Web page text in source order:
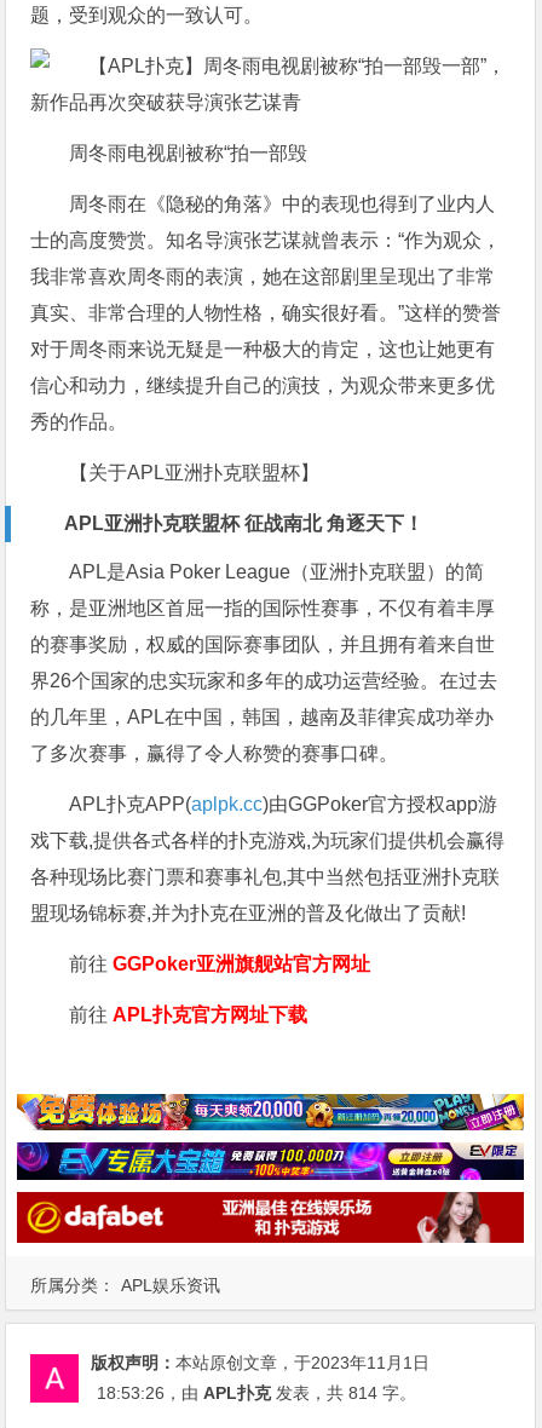
所属分类： APL娱乐资讯
题，受到观众的一致认可。
周冬雨电视剧被称“拍一部毁
周冬雨在《隐秘的角落》中的表现也得到了业内人
士的高度赞赏。知名导演张艺谋就曾表示：“作为观众，
我非常喜欢周冬雨的表演，她在这部剧里呈现出了非常
真实、非常合理的人物性格，确实很好看。”这样的赞誉
对于周冬雨来说无疑是一种极大的肯定，这也让她更有
信心和动力，继续提升自己的演技，为观众带来更多优
秀的作品。
【关于APL亚洲扑克联盟杯】
APL亚洲扑克联盟杯 征战南北 角逐天下！
APL是Asia Poker League（亚洲扑克联盟）的简
称，是亚洲地区首屈一指的国际性赛事，不仅有着丰厚
的赛事奖励，权威的国际赛事团队，并且拥有着来自世
界26个国家的忠实玩家和多年的成功运营经验。在过去
的几年里，APL在中国，韩国，越南及菲律宾成功举办
了多次赛事，赢得了令人称赞的赛事口碑。
APL扑克APP(aplpk.cc)由GGPoker官方授权app游
戏下载,提供各式各样的扑克游戏,为玩家们提供机会赢得
各种现场比赛门票和赛事礼包,其中当然包括亚洲扑克联
盟现场锦标赛,并为扑克在亚洲的普及化做出了贡献!
前往GGPoker亚洲旗舰站官方网址
前往APL扑克官方网址下载
版权声明：本站原创文章，于2023年11月1日
18:53:26 ，由APL扑克发表，共 814 字。